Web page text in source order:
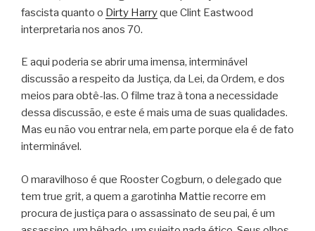
fascista quanto o Dirty Harryque Clint Eastwood
interpretaria nos anos 70.
E aqui poderia se abrir uma imensa, interminável
discussão a respeito da Justiça, da Lei, da Ordem, e dos
meios para obtê-las. O filme traz à tona a necessidade
dessa discussão, e este é mais uma de suas qualidades.
Mas eu não vou entrar nela, em parte porque ela é de fato
interminável.
O maravilhoso é que Rooster Cogburn, o delegado que
tem true grit, a quem a garotinha Mattie recorre em
procura de justiça para o assassinato de seu pai, é um